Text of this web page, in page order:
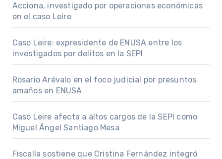
Acciona, investigado por operaciones económicas
en el caso Leire
Caso Leire: expresidente de ENUSA entre los
investigados por delitos en la SEPI
Rosario Arévalo en el foco judicial por presuntos
amaños en ENUSA
Caso Leire afecta a altos cargos de la SEPI como
Miguel Ángel Santiago Mesa
Fiscalía sostiene que Cristina Fernández integró